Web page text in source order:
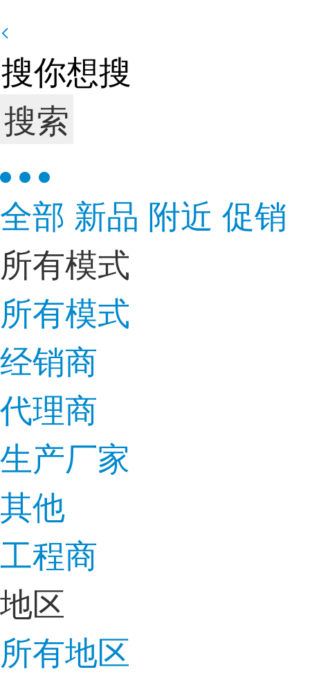
搜索
全部 新品 附近 促销
所有模式
所有模式
经销商
代理商
生产厂家
其他
工程商
地区
所有地区